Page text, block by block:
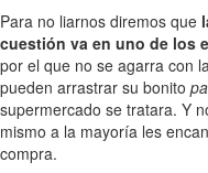
Para no liarnos diremos que
cuestión va en uno de los
por el que no se agarra con
pueden arrastrar su bonito
supermercado se tratara. Y
mismo a la mayoría les
compra.